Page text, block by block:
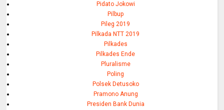
Pidato Jokowi
Pilbup
Pileg 2019
Pilkada NTT 2019
Pilkades
Pilkades Ende
Pluralisme
Poling
Polsek Detusoko
Pramono Anung
Presiden Bank Dunia